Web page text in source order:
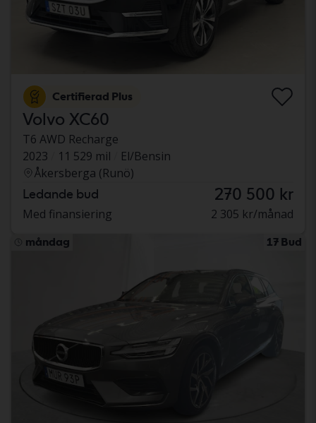
Certifierad Plus
Volvo XC60
T6 AWD Recharge
2023
11 529 mil
El/Bensin
Åkersberga (Runö)
Ledande bud 270 500 kr
Med finansiering 2 305 kr/månad
måndag 17 Bud